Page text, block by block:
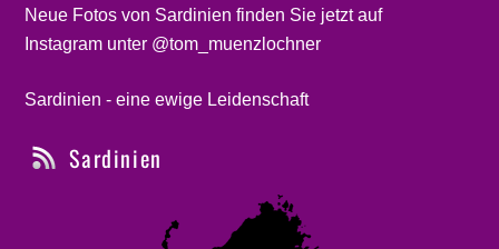
Neue Fotos von Sardinien finden Sie jetzt auf
Instagram unter @tom_muenzlochner
Sardinien - eine ewige Leidenschaft
Sardinien